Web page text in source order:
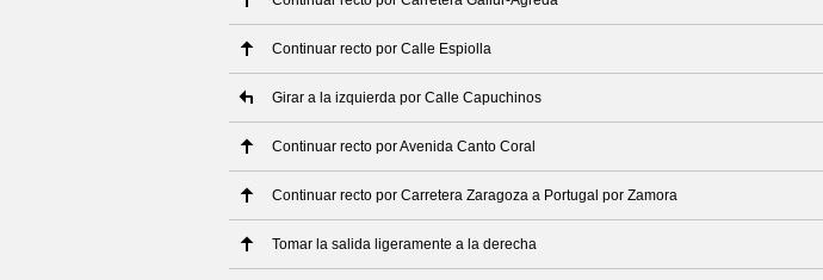
Continuar recto por Calle Espiolla
Girar a la izquierda por Calle Capuchinos
Continuar recto por Avenida Canto Coral
Continuar recto por Carretera Zaragoza a Portugal por Zamora
Tomar la salida ligeramente a la derecha